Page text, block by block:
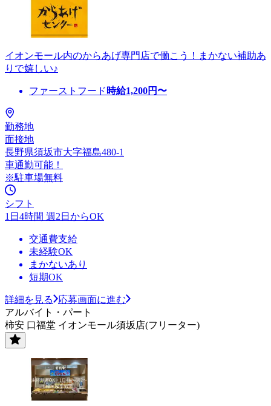
イオンモール内のからあげ専門店で働こう！まかない補助あ
りで嬉しい♪
ファーストフード 時給1,200円〜
勤務地
面接地
長野県須坂市大字福島480-1
車通勤可能！
※駐車場無料
シフト
1日4時間 週2日からOK
交通費支給
未経験OK
まかないあり
短期OK
詳細を見る
応募画面に進む
アルバイト・パート
柿安 口福堂 イオンモール須坂店(フリーター)